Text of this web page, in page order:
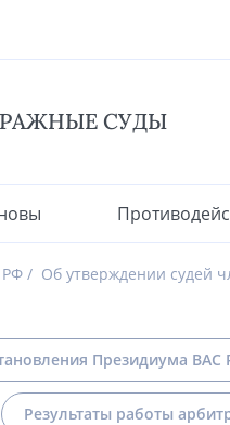
СУДЫ
РФ Об утверждении судей
Президиума ВАС
Результаты работы